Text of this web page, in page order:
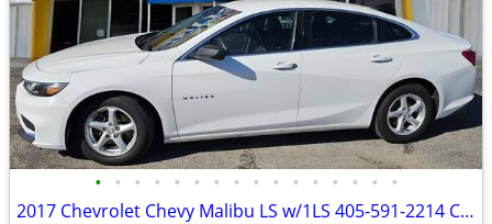
• • • • • • • • • • • • • • • •
2017 Chevrolet Chevy Malibu LS w/1LS 405-591-2214 CALL NOW--TEXT Below 24/7 Cars